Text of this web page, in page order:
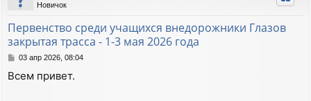
Новичок
Первенство среди учащихся внедорожники Глазов
закрытая трасса - 1-3 мая 2026 года
С
о
03 апр 2026, 08:04
Всем привет.